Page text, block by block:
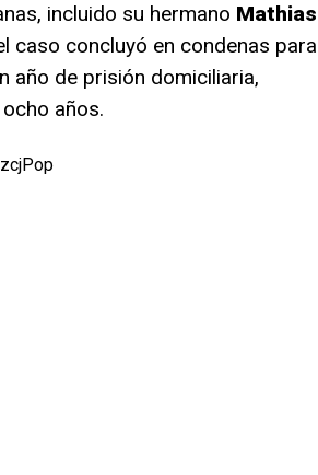
incluido su hermano Mathias
caso concluyó en condenas para
año de prisión domiciliaria,
años.